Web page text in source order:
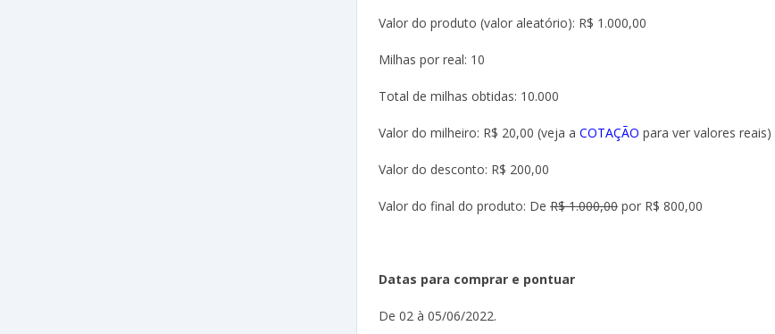
Valor do produto (valor aleatório): R$ 1.000,00
Milhas por real: 10
Total de milhas obtidas: 10.000
Valor do milheiro: R$ 20,00 (veja a COTAÇÃO para ver valores reais)
Valor do desconto: R$ 200,00
Valor do final do produto: De R$ 1.000,00 por R$ 800,00
Datas para comprar e pontuar
De 02 à 05/06/2022.